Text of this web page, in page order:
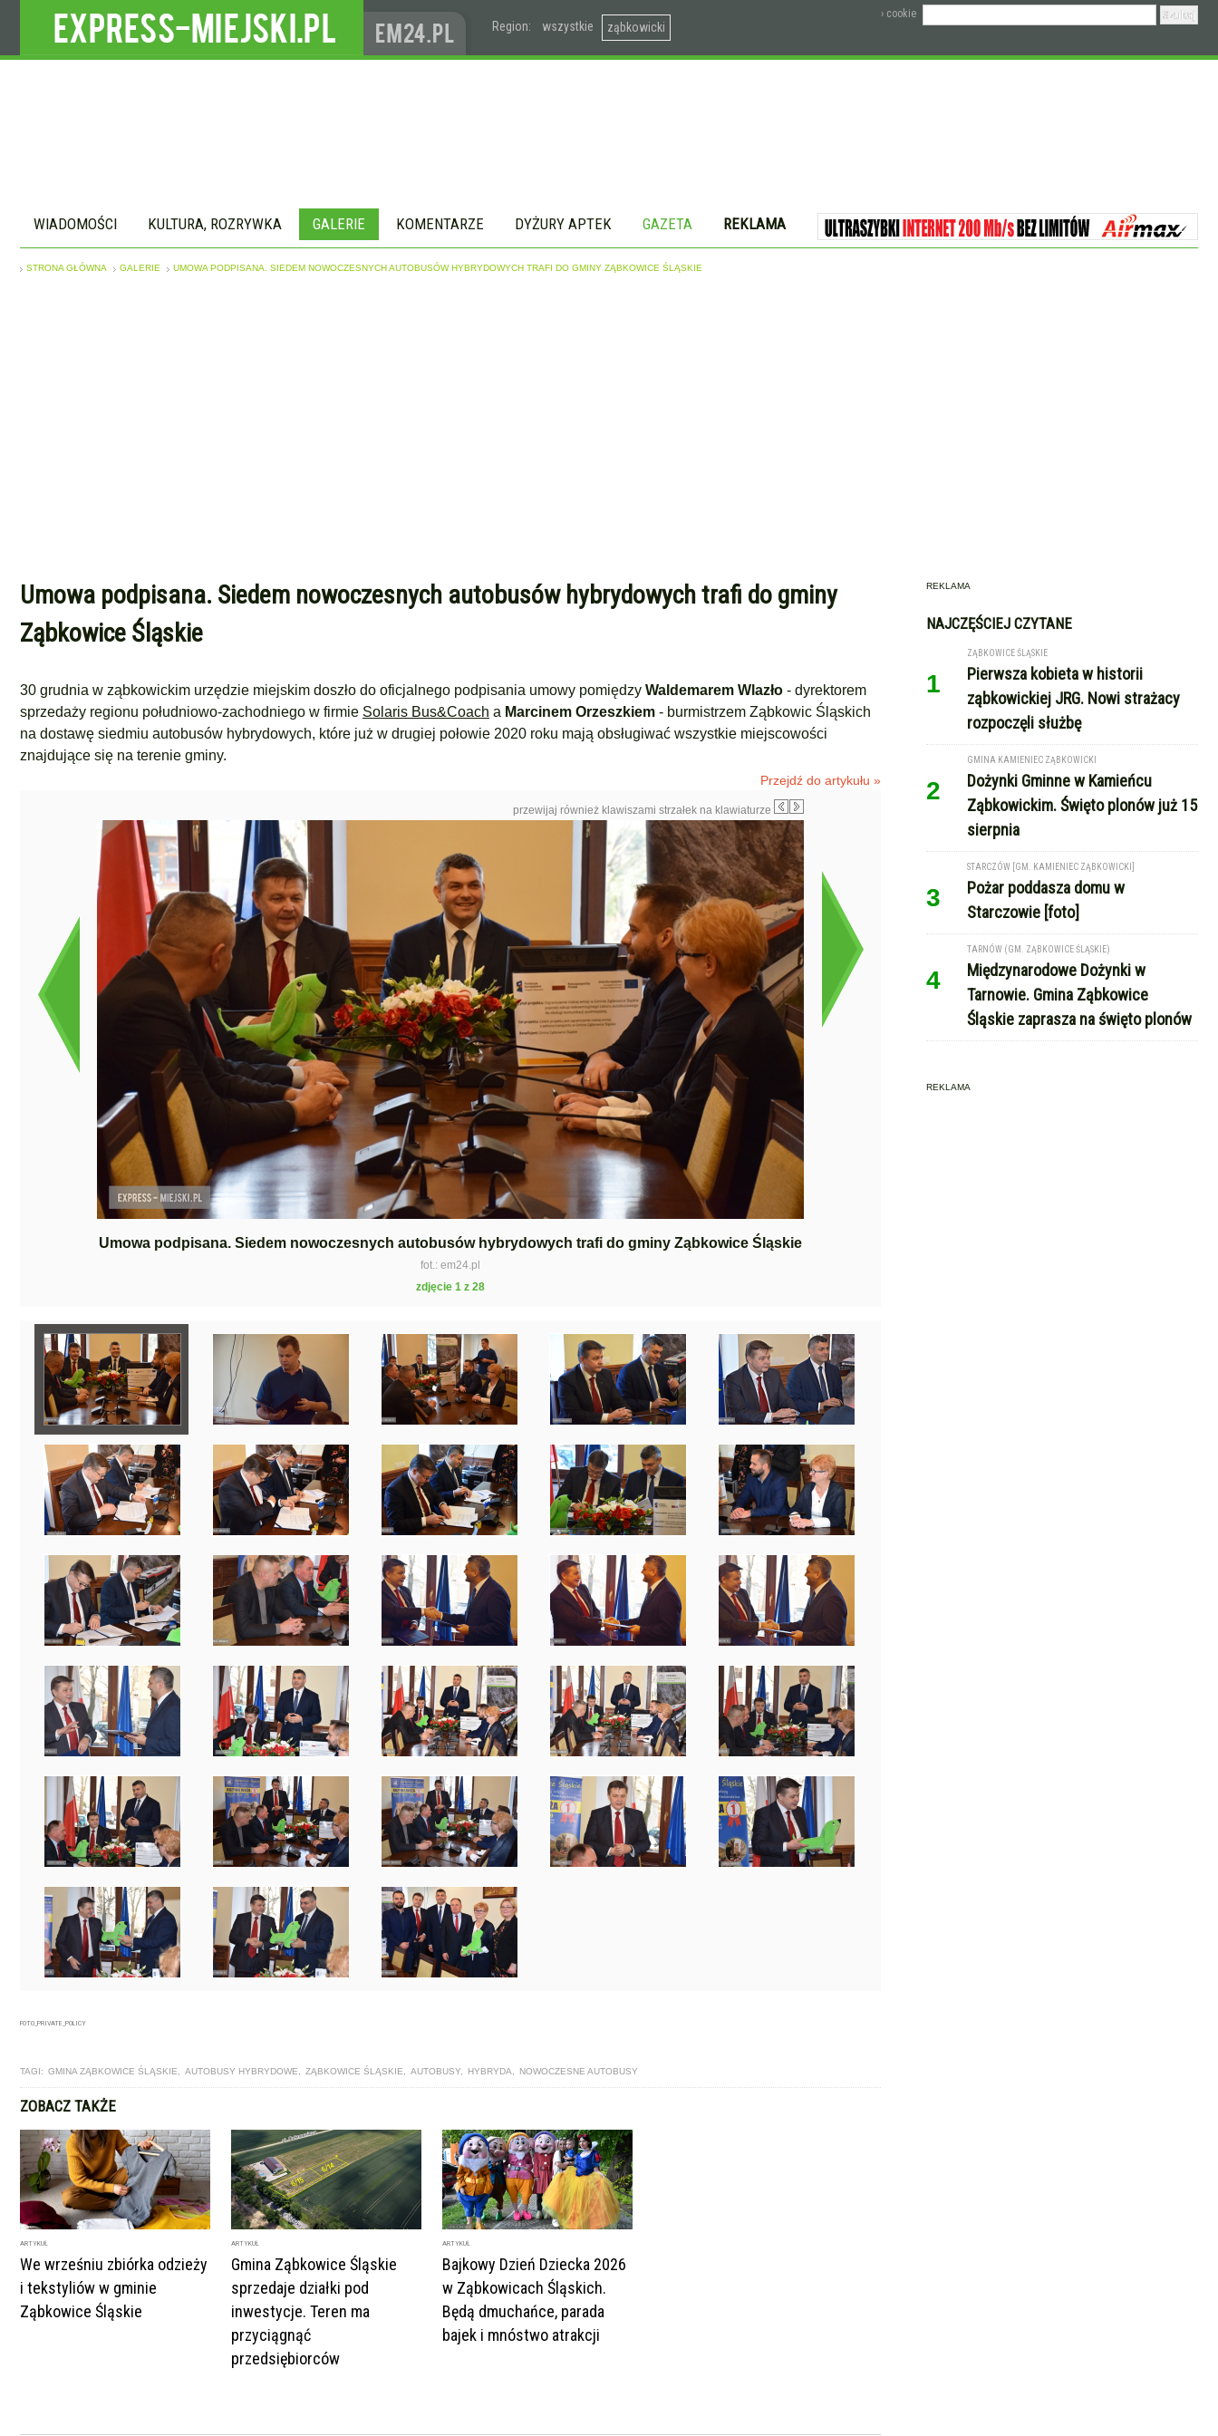
Region: wszystkie ząbkowicki
› cookie
WIADOMOŚCI KULTURA, ROZRYWKA GALERIE KOMENTARZE DYŻURY APTEK GAZETA REKLAMA
STRONA GŁÓWNA GALERIE UMOWA PODPISANA. SIEDEM NOWOCZESNYCH AUTOBUSÓW HYBRYDOWYCH TRAFI DO GMINY ZĄBKOWICE ŚLĄSKIE
Umowa podpisana. Siedem nowoczesnych autobusów hybrydowych trafi do gminy
Ząbkowice Śląskie
30 grudnia w ząbkowickim urzędzie miejskim doszło do oficjalnego podpisania umowy pomiędzy Waldemarem Wlazło - dyrektorem
sprzedaży regionu południowo-zachodniego w firmie Solaris Bus&Coach a Marcinem Orzeszkiem - burmistrzem Ząbkowic Śląskich
na dostawę siedmiu autobusów hybrydowych, które już w drugiej połowie 2020 roku mają obsługiwać wszystkie miejscowości
znajdujące się na terenie gminy.
Przejdź do artykułu »
przewijaj również klawiszami strzałek na klawiaturze
Umowa podpisana. Siedem nowoczesnych autobusów hybrydowych trafi do gminy Ząbkowice Śląskie
fot.: em24.pl
zdjęcie 1 z 28
FOTO_PRIVATE_POLICY
TAGI: GMINA ZĄBKOWICE ŚLĄSKIE AUTOBUSY HYBRYDOWE ZĄBKOWICE ŚLĄSKIE AUTOBUSY HYBRYDA NOWOCZESNE AUTOBUSY
ZOBACZ TAKŻE
ARTYKUŁ
We wrześniu zbiórka odzieży
i tekstyliów w gminie
Ząbkowice Śląskie
ARTYKUŁ
Gmina Ząbkowice Śląskie
sprzedaje działki pod
inwestycje. Teren ma
przyciągnąć
przedsiębiorców
ARTYKUŁ
Bajkowy Dzień Dziecka 2026
w Ząbkowicach Śląskich.
Będą dmuchańce, parada
bajek i mnóstwo atrakcji
REKLAMA
NAJCZĘŚCIEJ CZYTANE
1
ZĄBKOWICE ŚLĄSKIE
Pierwsza kobieta w historii
ząbkowickiej JRG. Nowi strażacy
rozpoczęli służbę
2
GMINA KAMIENIEC ZĄBKOWICKI
Dożynki Gminne w Kamieńcu
Ząbkowickim. Święto plonów już 15
sierpnia
3
STARCZÓW [GM. KAMIENIEC ZĄBKOWICKI]
Pożar poddasza domu w
Starczowie [foto]
4
TARNÓW (GM. ZĄBKOWICE ŚLĄSKIE)
Międzynarodowe Dożynki w
Tarnowie. Gmina Ząbkowice
Śląskie zaprasza na święto plonów
REKLAMA